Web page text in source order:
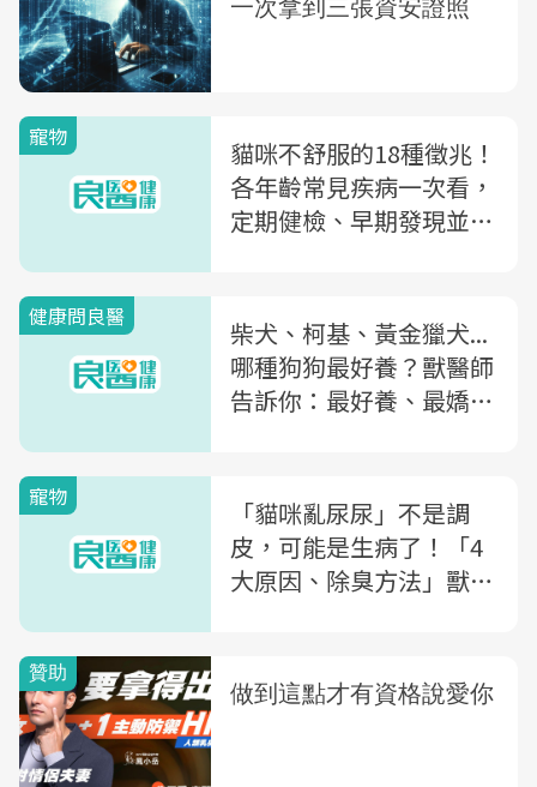
寵物
貓咪不舒服的18種徵兆！
各年齡常見疾病一次看，
定期健檢、早期發現並預
健康問良醫
柴犬、柯基、黃金獵犬...
哪種狗狗最好養？獸醫師
告訴你：最好養、最嬌貴
寵物
「貓咪亂尿尿」不是調
皮，可能是生病了！「4
大原因、除臭方法」獸醫